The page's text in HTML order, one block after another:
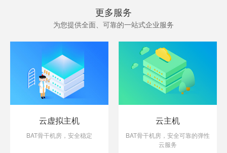
更多服务
为您提供全面、可靠的一站式企业服务
云虚拟主机
BAT骨干机房，安全稳定
云主机
BAT骨干机房，安全可靠的弹性
云服务